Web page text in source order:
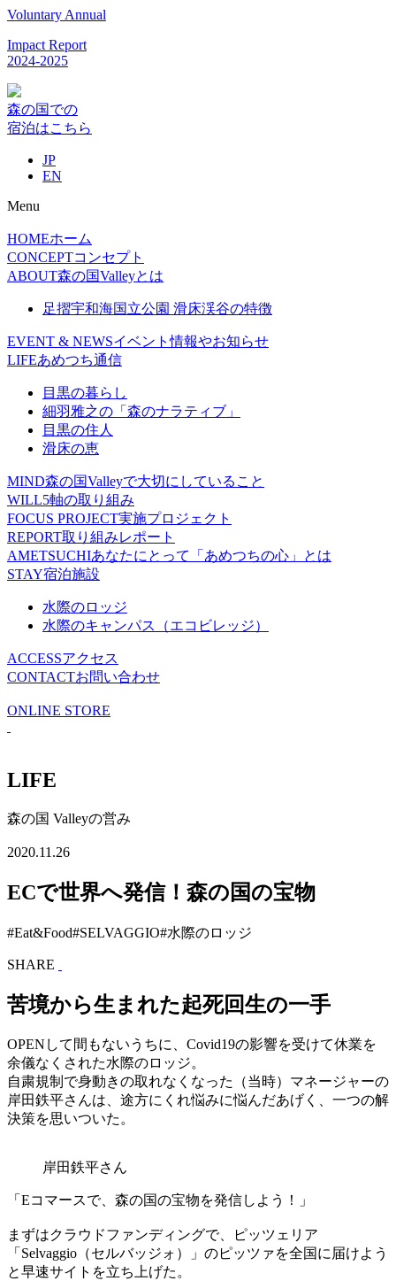
Voluntary Annual
Impact Report
2024-2025
森の国での
宿泊はこちら
JP
EN
Menu
HOMEホーム
CONCEPTコンセプト
ABOUT森の国Valleyとは
足摺宇和海国立公園 滑床渓谷の特徴
EVENT & NEWSイベント情報やお知らせ
LIFEあめつち通信
目黒の暮らし
細羽雅之の「森のナラティブ」
目黒の住人
滑床の恵
MIND森の国Valleyで大切にしていること
WILL5軸の取り組み
FOCUS PROJECT実施プロジェクト
REPORT取り組みレポート
AMETSUCHIあなたにとって「あめつちの心」とは
STAY宿泊施設
水際のロッジ
水際のキャンパス（エコビレッジ）
ACCESSアクセス
CONTACTお問い合わせ
ONLINE STORE
LIFE
森の国 Valleyの営み
2020.11.26
ECで世界へ発信！森の国の宝物
#Eat&Food#SELVAGGIO#水際のロッジ
SHARE
苦境から生まれた起死回生の一手
OPENして間もないうちに、Covid19の影響を受けて休業を
余儀なくされた水際のロッジ。
自粛規制で身動きの取れなくなった（当時）マネージャーの
岸田鉄平さんは、途方にくれ悩みに悩んだあげく、一つの解
決策を思いついた。
岸田鉄平さん
「Eコマースで、森の国の宝物を発信しよう！」
まずはクラウドファンディングで、ピッツェリア
「Selvaggio（セルバッジォ）」のピッツァを全国に届けよう
と早速サイトを立ち上げた。